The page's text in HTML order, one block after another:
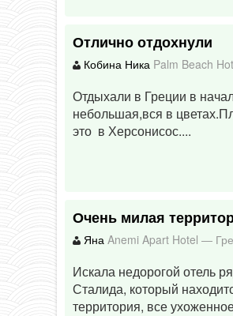
Отлично отдохнули
Кобина Ника Palm Beach
Отдыхали в Греции в
небольшая,вся в
это в Херсонисос....
Очень милая
Яна Anemi Apart Hotel —
Искала недорогой отель
Сталида, который
территория, все